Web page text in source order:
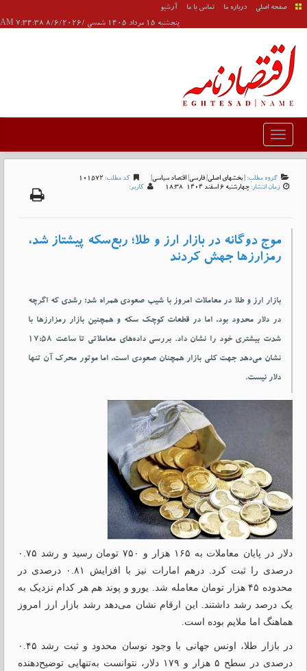
صفحه اصلی درباره ما تماس با ما
آرشیو
پنجشنبه 15 مرداد 1405 شمسی /8/6/2026 7:34:38 AM
گروه مطلب: | بخشهای اصلی| فارسی| اقتصاد سیاسی| کد مطلب: 101572
زمان انتشار: چهارشنبه 6 اسفند 1404-18:38 کاربر:
موج دوگانه در بازار ارز و طلا؛ ربع‌سکه پیشتاز شد،
رمزارزها جهش کردند
بازار ارز و طلا در معاملات امروز با شیب صعودی همراه شد؛ رشدی که اگرچه
در دلار محدود بود، اما در قطعات کوچک سکه و همچنین بازار رمزارزها با
شدت بیشتری خود را نشان داد. بررسی داده‌های معاملاتی تا ساعت ۱۷:۵۸
نشان می‌دهد جهت کلی بازار همچنان صعودی است، اما موتور محرک آن تنها
دلار نیست.
دلار در پایان معاملات به ۱۶۵ هزار و ۷۵۰ تومان رسید و رشد ۰.۷۵
درصدی را ثبت کرد. درهم امارات نیز با افزایش ۰.۸۱ درصدی در
محدوده ۴۵ هزار تومان معامله شد. یورو و پوند هم هر کدام نزدیک به
یک درصد رشد داشتند. این ارقام نشان می‌دهد رشد بازار ارز امروز
هماهنگ اما ملایم بوده است.
در بازار طلا، اونس جهانی با وجود نوسان محدود و ثبت رشد ۰.۴۵
درصدی در سطح ۵ هزار و ۱۷۹ دلار، نتوانست به‌تنهایی توضیح‌دهنده